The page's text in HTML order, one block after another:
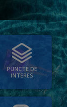
PUNCTE DE
INTERES